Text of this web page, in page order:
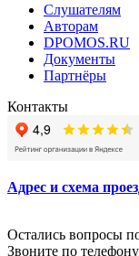
Слушателям
Авторам
DPOMOS.RU
Документы
Партнёры
Контакты
Адрес и схема
Остались вопросы
Звоните по